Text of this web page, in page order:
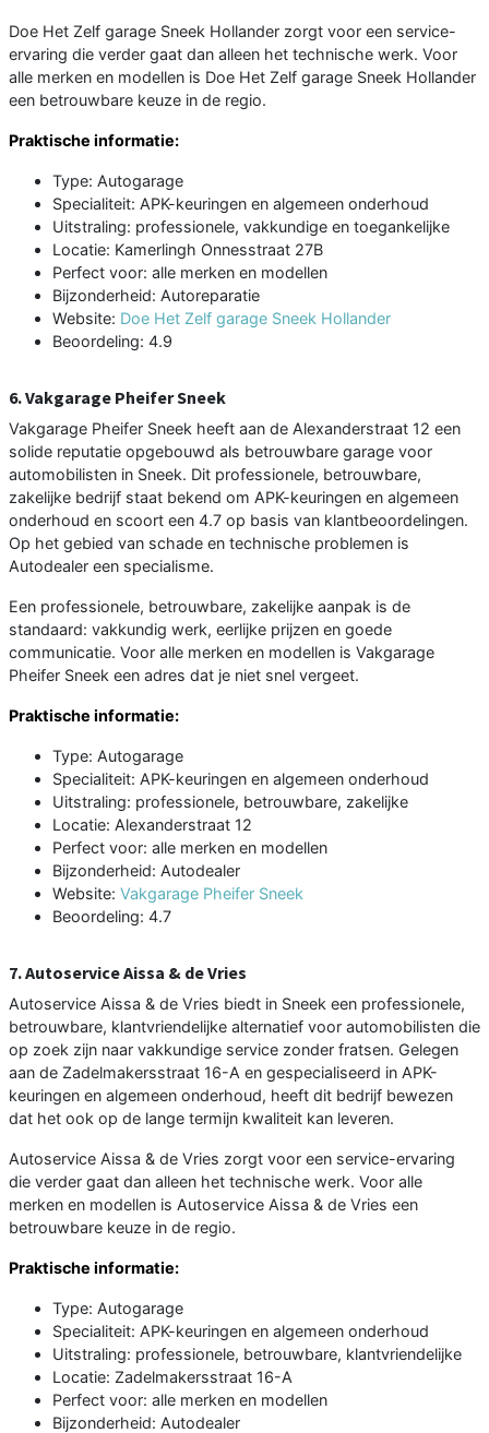
Doe Het Zelf garage Sneek Hollander zorgt voor een service-
ervaring die verder gaat dan alleen het technische werk. Voor
alle merken en modellen is Doe Het Zelf garage Sneek Hollander
een betrouwbare keuze in de regio.
Praktische informatie:
Type: Autogarage
Specialiteit: APK-keuringen en algemeen onderhoud
Uitstraling: professionele, vakkundige en toegankelijke
Locatie: Kamerlingh Onnesstraat 27B
Perfect voor: alle merken en modellen
Bijzonderheid: Autoreparatie
Website: Doe Het Zelf garage Sneek Hollander
Beoordeling: 4.9
6. Vakgarage Pheifer Sneek
Vakgarage Pheifer Sneek heeft aan de Alexanderstraat 12 een
solide reputatie opgebouwd als betrouwbare garage voor
automobilisten in Sneek. Dit professionele, betrouwbare,
zakelijke bedrijf staat bekend om APK-keuringen en algemeen
onderhoud en scoort een 4.7 op basis van klantbeoordelingen.
Op het gebied van schade en technische problemen is
Autodealer een specialisme.
Een professionele, betrouwbare, zakelijke aanpak is de
standaard: vakkundig werk, eerlijke prijzen en goede
communicatie. Voor alle merken en modellen is Vakgarage
Pheifer Sneek een adres dat je niet snel vergeet.
Praktische informatie:
Type: Autogarage
Specialiteit: APK-keuringen en algemeen onderhoud
Uitstraling: professionele, betrouwbare, zakelijke
Locatie: Alexanderstraat 12
Perfect voor: alle merken en modellen
Bijzonderheid: Autodealer
Website: Vakgarage Pheifer Sneek
Beoordeling: 4.7
7. Autoservice Aissa & de Vries
Autoservice Aissa & de Vries biedt in Sneek een professionele,
betrouwbare, klantvriendelijke alternatief voor automobilisten die
op zoek zijn naar vakkundige service zonder fratsen. Gelegen
aan de Zadelmakersstraat 16-A en gespecialiseerd in APK-
keuringen en algemeen onderhoud, heeft dit bedrijf bewezen
dat het ook op de lange termijn kwaliteit kan leveren.
Autoservice Aissa & de Vries zorgt voor een service-ervaring
die verder gaat dan alleen het technische werk. Voor alle
merken en modellen is Autoservice Aissa & de Vries een
betrouwbare keuze in de regio.
Praktische informatie:
Type: Autogarage
Specialiteit: APK-keuringen en algemeen onderhoud
Uitstraling: professionele, betrouwbare, klantvriendelijke
Locatie: Zadelmakersstraat 16-A
Perfect voor: alle merken en modellen
Bijzonderheid: Autodealer